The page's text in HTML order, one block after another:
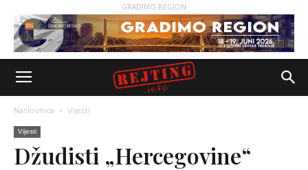
GRADIMO REGION
Naslovnica Vijesti
Vijesti
Džudisti „Hercegovine“